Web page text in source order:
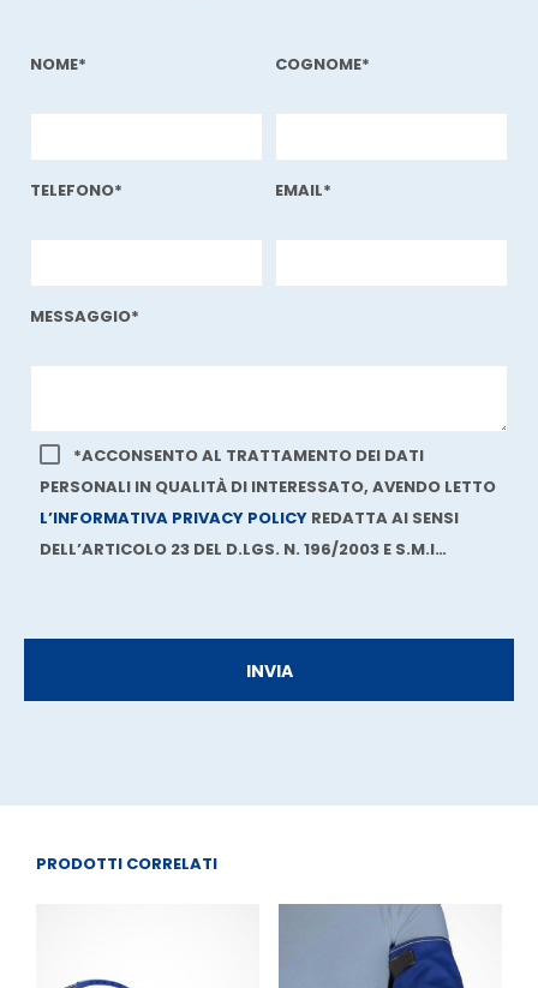
NOME* COGNOME*
TELEFONO* EMAIL*
MESSAGGIO*
*ACCONSENTO AL TRATTAMENTO DEI DATI
PERSONALI IN QUALITÀ DI INTERESSATO, AVENDO LETTO
L’INFORMATIVA PRIVACY POLICY REDATTA AI SENSI
DELL’ARTICOLO 23 DEL D.LGS. N. 196/2003 E S.M.I…
PRODOTTI CORRELATI